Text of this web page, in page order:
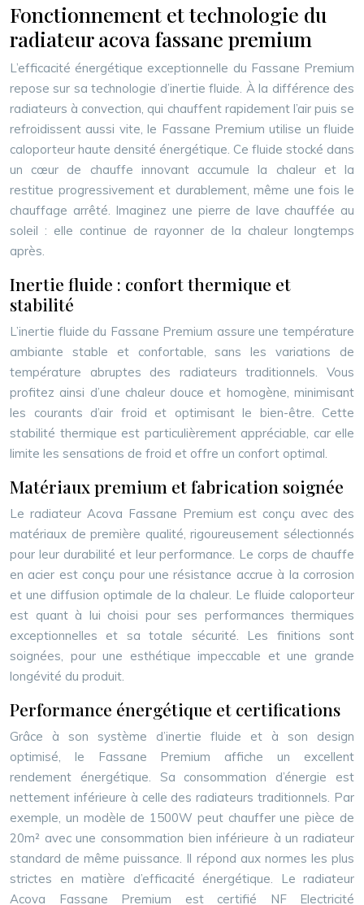
Fonctionnement et technologie du
radiateur acova fassane premium
L’efficacité énergétique exceptionnelle du Fassane Premium
repose sur sa technologie d’inertie fluide. À la différence des
radiateurs à convection, qui chauffent rapidement l’air puis se
refroidissent aussi vite, le Fassane Premium utilise un fluide
caloporteur haute densité énergétique. Ce fluide stocké dans
un cœur de chauffe innovant accumule la chaleur et la
restitue progressivement et durablement, même une fois le
chauffage arrêté. Imaginez une pierre de lave chauffée au
soleil : elle continue de rayonner de la chaleur longtemps
après.
Inertie fluide : confort thermique et
stabilité
L’inertie fluide du Fassane Premium assure une température
ambiante stable et confortable, sans les variations de
température abruptes des radiateurs traditionnels. Vous
profitez ainsi d’une chaleur douce et homogène, minimisant
les courants d’air froid et optimisant le bien-être. Cette
stabilité thermique est particulièrement appréciable, car elle
limite les sensations de froid et offre un confort optimal.
Matériaux premium et fabrication soignée
Le radiateur Acova Fassane Premium est conçu avec des
matériaux de première qualité, rigoureusement sélectionnés
pour leur durabilité et leur performance. Le corps de chauffe
en acier est conçu pour une résistance accrue à la corrosion
et une diffusion optimale de la chaleur. Le fluide caloporteur
est quant à lui choisi pour ses performances thermiques
exceptionnelles et sa totale sécurité. Les finitions sont
soignées, pour une esthétique impeccable et une grande
longévité du produit.
Performance énergétique et certifications
Grâce à son système d’inertie fluide et à son design
optimisé, le Fassane Premium affiche un excellent
rendement énergétique. Sa consommation d’énergie est
nettement inférieure à celle des radiateurs traditionnels. Par
exemple, un modèle de 1500W peut chauffer une pièce de
20m² avec une consommation bien inférieure à un radiateur
standard de même puissance. Il répond aux normes les plus
strictes en matière d’efficacité énergétique. Le radiateur
Acova Fassane Premium est certifié NF Electricité